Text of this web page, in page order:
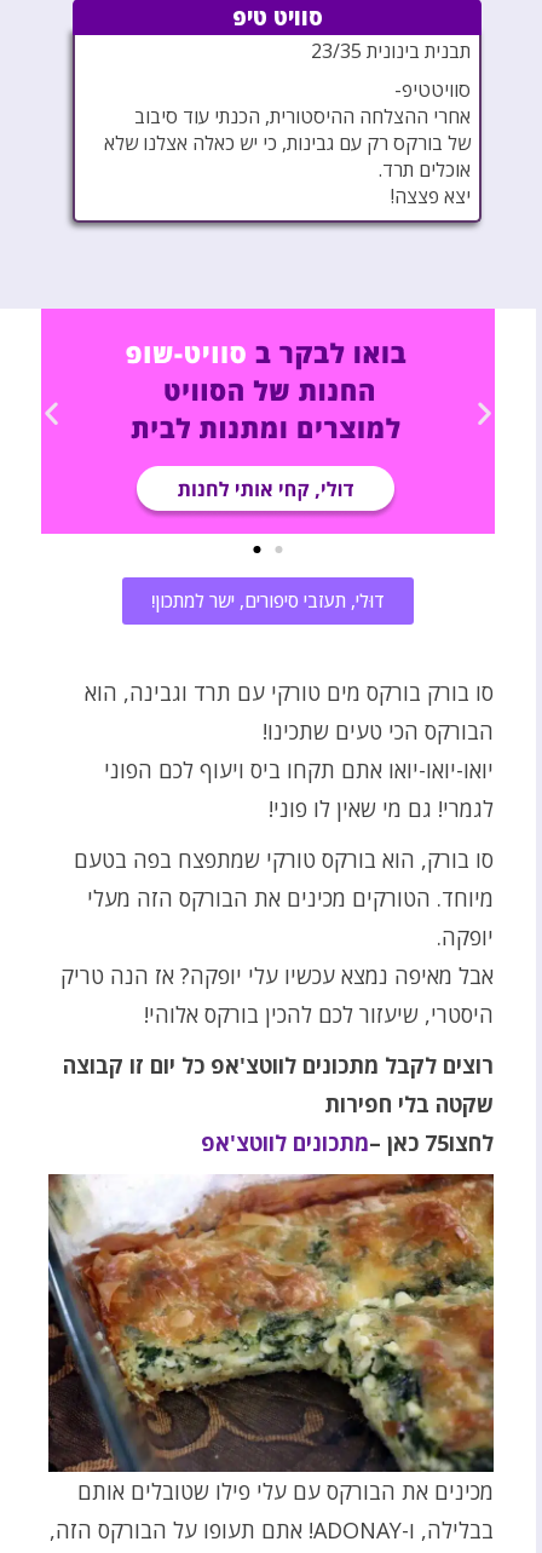
סוויט טיפ
תבנית בינונית 23/35
סוויטטיפ-
אחרי ההצלחה ההיסטורית, הכנתי עוד סיבוב
של בורקס רק עם גבינות, כי יש כאלה אצלנו שלא
אוכלים תרד.
יצא פצצה!
דוּלי, תעזבי סיפורים, ישר למתכון!
סו בורק בורקס מים טורקי עם תרד וגבינה, הוא
הבורקס הכי טעים שתכינו!
יואו-יואו-יואו אתם תקחו ביס ויעוף לכם הפוני
לגמרי! גם מי שאין לו פוני!
סו בורק, הוא בורקס טורקי שמתפצח בפה בטעם
מיוחד. הטורקים מכינים את הבורקס הזה מעלי
יופקה.
אבל מאיפה נמצא עכשיו עלי יופקה? אז הנה טריק
היסטרי, שיעזור לכם להכין בורקס אלוהי!
רוצים לקבל מתכונים לווטצ'אפ כל יום זו קבוצה
שקטה בלי חפירות
לחצו75 כאן
–מתכונים לווטצ'אפ
מכינים את הבורקס עם עלי פילו שטובלים אותם
בבלילה, ו-ADONAY! אתם תעופו על הבורקס הזה,